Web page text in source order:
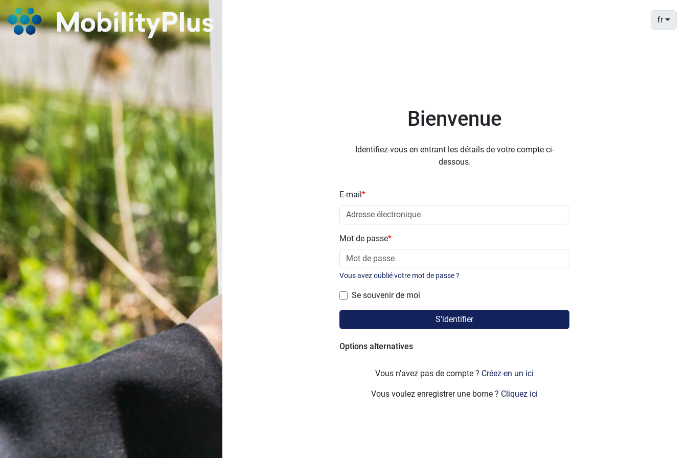
fr
Bienvenue
Identifiez-vous en entrant les détails de votre compte ci-
dessous.
E-mail*
Mot de passe*
Vous avez oublié votre mot de passe ?
Se souvenir de moi
S'identifier
Options alternatives
Vous n'avez pas de compte ? Créez-en un ici
Vous voulez enregistrer une borne ? Cliquez ici